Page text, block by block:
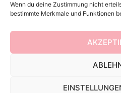
Wenn du deine Zustimmung nicht
bestimmte Merkmale und Funktionen
ACHTUNG:
vermehrt im Spam...also
kontrollieren.